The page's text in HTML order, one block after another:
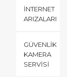
İNTERNET
ARIZALARI
GÜVENLIK
KAMERA
SERVISI